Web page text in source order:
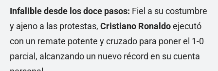
Infalible desde los doce pasos: Fiel a su costumbre
y ajeno a las protestas, Cristiano Ronaldoejecutó
con un remate potente y cruzado para poner el 1-0
parcial, alcanzando un nuevo récord en su cuenta